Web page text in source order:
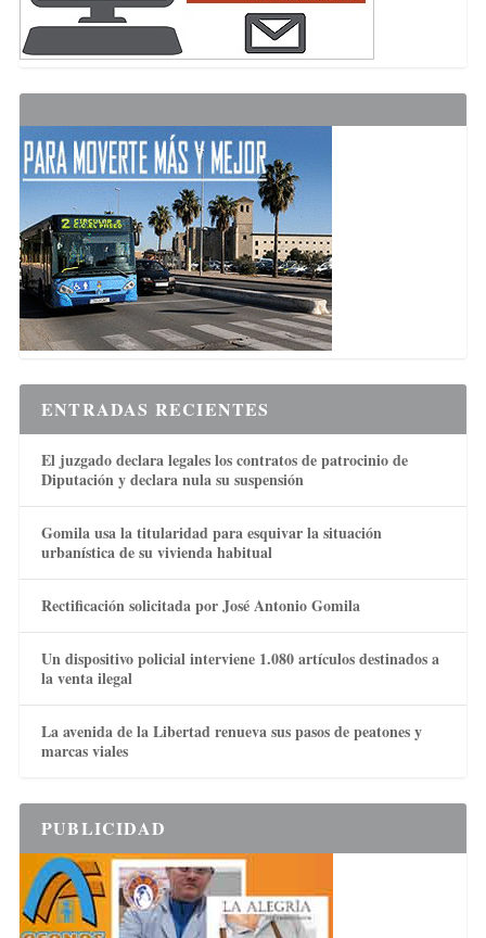
ENTRADAS RECIENTES
El juzgado declara legales los contratos de patrocinio de
Diputación y declara nula su suspensión
Gomila usa la titularidad para esquivar la situación
urbanística de su vivienda habitual
Rectificación solicitada por José Antonio Gomila
Un dispositivo policial interviene 1.080 artículos destinados a
la venta ilegal
La avenida de la Libertad renueva sus pasos de peatones y
marcas viales
PUBLICIDAD